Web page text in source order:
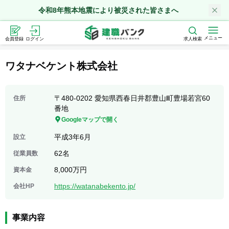
令和8年熊本地震により被災された皆さまへ
会員登録 ログイン 求人検索 メニュー
ワタナベケント株式会社
住所
〒480-0202 愛知県西春日井郡豊山町豊場若宮60
番地
Googleマップで開く
設立 平成3年6月
従業員数 62名
資本金 8,000万円
会社HP https://watanabekento.jp/
事業内容